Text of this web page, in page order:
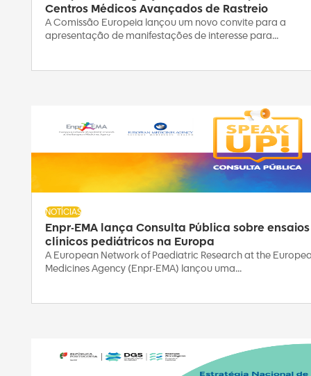
Centros Médicos Avançados de Rastreio
A Comissão Europeia lançou um novo convite para a
apresentação de manifestações de interesse para...
Enpr-EMA lança Consulta Pública sobre ensaios
clínicos pediátricos na Europa
NOTÍCIAS
A European Network of Paediatric Research at the
Medicines Agency (Enpr-EMA) lançou uma...